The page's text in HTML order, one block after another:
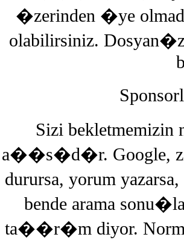
�zerinden �ye
olabilirsiniz.
Sizi
a��s�d�r. Google,
durursa, yorum
bende arama
ta��r�m diyor.